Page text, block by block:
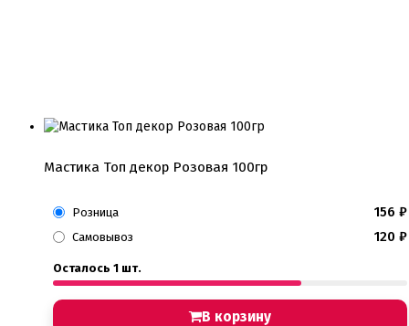
Мастика Топ декор Розовая 100гр
Розница 156 ₽
Самовывоз 120 ₽
Осталось 1 шт.
В корзину